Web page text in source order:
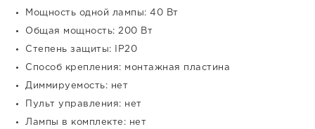
Мощность одной лампы: 40 Вт
Общая мощность: 200 Вт
Степень защиты: IP20
Способ крепления: монтажная пластина
Диммируемость: нет
Пульт управления: нет
Лампы в комплекте: нет